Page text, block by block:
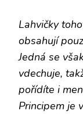
Lahvičky
obsahují
Jedná se
vdechuje,
pořídíte i
Principem je